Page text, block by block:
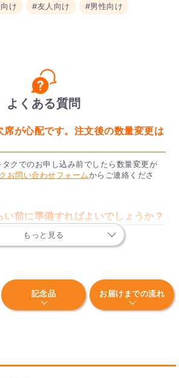
け #友人向け #男性向け
よくある質問
席が心配です。注文後の数量変更は
クでのお申し込み前でしたら数量変更が
お問い合わせフォームからご連絡くださ
い前に準備すればよいでしょうか？
定する、式の1ヶ月前ごろのご注文がおす
後、挙式日の2週間前にゲストの住所や引
ートフォン以外での注文はできます
ートフォンよりご注文をお願いいたしま
もっと見る
記念品 お届けまでの流れ